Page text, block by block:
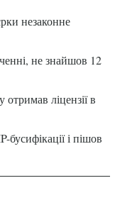
незаконне
не знайшов 12
ліцензії в
і пішов